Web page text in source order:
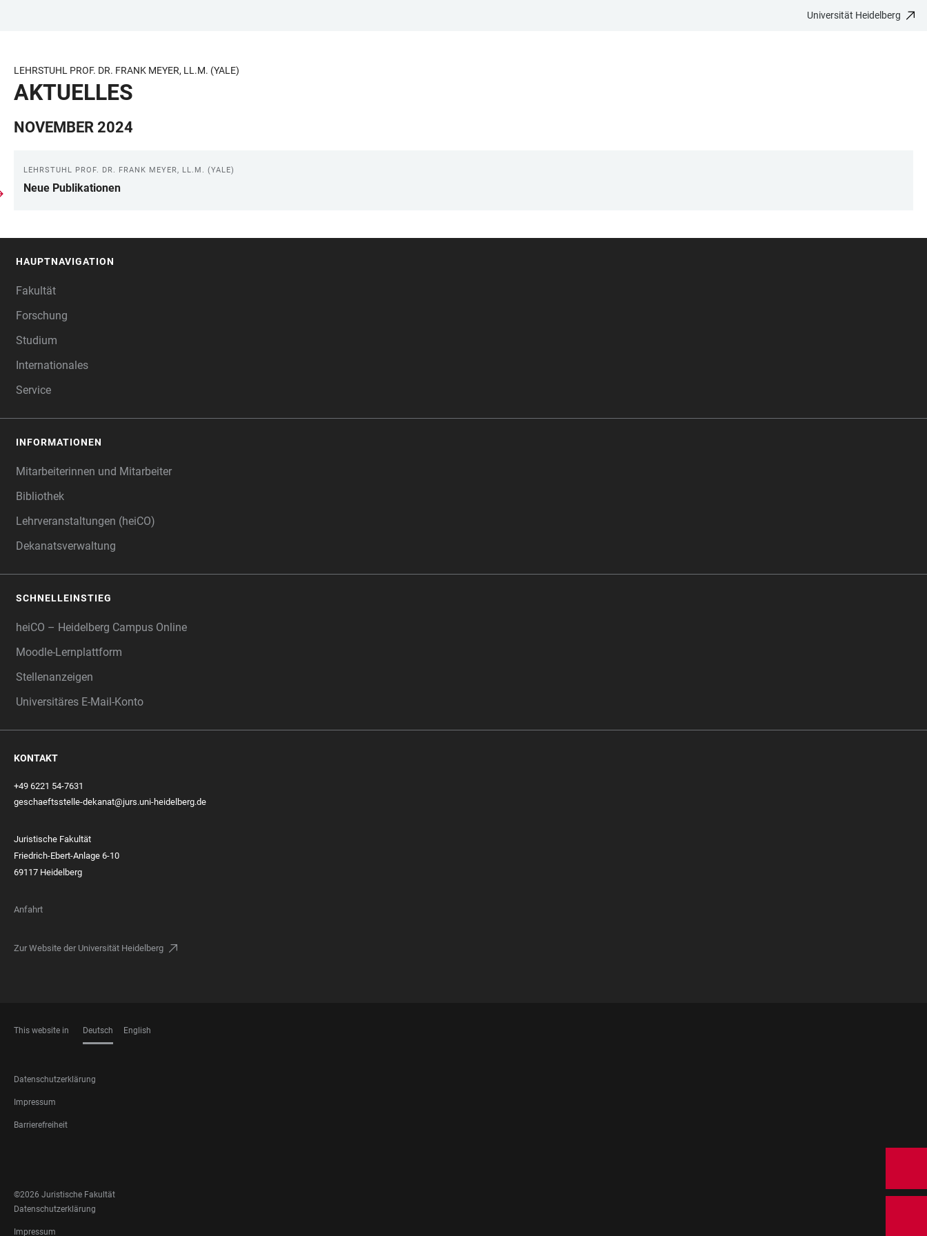
BARRIEREFREIHEIT
Universität Heidelberg
LEHRSTUHL PROF. DR. FRANK MEYER, LL.M. (YALE)
AKTUELLES
NOVEMBER 2024
LEHRSTUHL PROF. DR. FRANK MEYER, LL.M. (YALE)
Neue Publikationen
HAUPTNAVIGATION
Fakultät
Forschung
Studium
Internationales
Service
INFORMATIONEN
Mitarbeiterinnen und Mitarbeiter
Bibliothek
Lehrveranstaltungen (heiCO)
Dekanatsverwaltung
SCHNELLEINSTIEG
heiCO – Heidelberg Campus Online
Moodle-Lernplattform
Stellenanzeigen
Universitäres E-Mail-Konto
KONTAKT
+49 6221 54-7631
geschaeftsstelle-dekanat@jurs.uni-heidelberg.de
Juristische Fakultät
Friedrich-Ebert-Anlage 6-10
69117 Heidelberg
Anfahrt
Zur Website der Universität Heidelberg
This website in Deutsch English
FOOTER
LEGAL
Datenschutzerklärung
Impressum
Barrierefreiheit
MEDIA
©2026 Juristische Fakultät
FOOTER
LEGAL
Datenschutzerklärung
Impressum